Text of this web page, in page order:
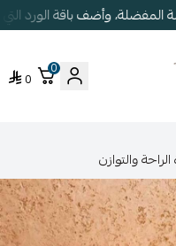
وأضف باقة الورد
0
0
والتوازن